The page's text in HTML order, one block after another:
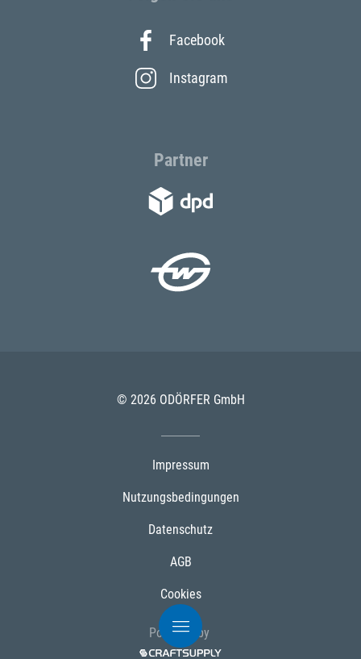
Facebook
Instagram
Partner
© 2026 ODÖRFER GmbH
Impressum
Nutzungsbedingungen
Datenschutz
AGB
Cookies
Powered by